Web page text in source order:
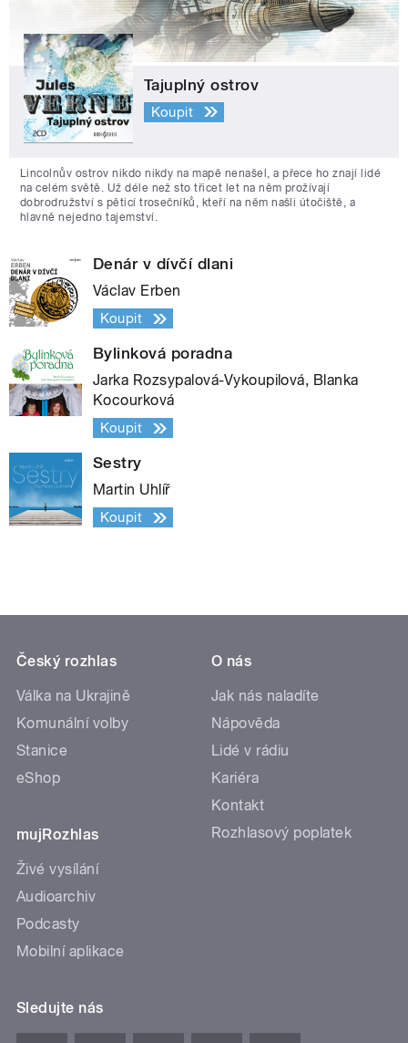
Tajuplný ostrov
Koupit
Lincolnův ostrov nikdo nikdy na mapě nenašel, a přece ho znají lidé
na celém světě. Už déle než sto třicet let na něm prožívají
dobrodružství s pěticí trosečníků, kteří na něm našli útočiště, a
hlavně nejedno tajemství.
Denár v dívčí dlani
Václav Erben
Koupit
Bylinková poradna
Jarka Rozsypalová-Vykoupilová, Blanka
Kocourková
Koupit
Sestry
Martin Uhlíř
Koupit
Český rozhlas
Válka na Ukrajině
Komunální volby
Stanice
eShop
mujRozhlas
Živé vysílání
Audioarchiv
Podcasty
Mobilní aplikace
O nás
Jak nás naladíte
Nápověda
Lidé v rádiu
Kariéra
Kontakt
Rozhlasový poplatek
Sledujte nás